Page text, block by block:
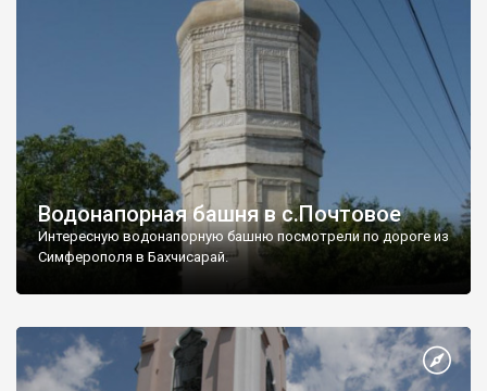
Водонапорная башня в с.Почтовое
Интересную водонапорную башню посмотрели по дороге из
Симферополя в Бахчисарай.